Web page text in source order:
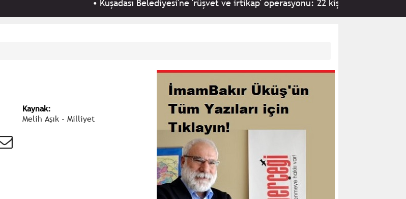
Kuşadası Belediyesi'ne 'rüşvet ve irtikap' operasyonu: 22 kişi hakkında gözaltı kararı
Kaynak:
Melih Aşık - Milliyet